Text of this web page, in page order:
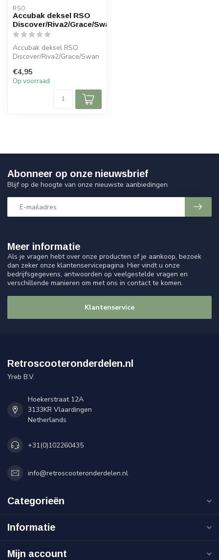
RSO
Accubak deksel RSO
Discover/Riva2/Grace/Swan
Accubak deksel RSO
Discover/Riva2/Grace/Swan
€4,95
Op voorraad
Meer informatie
Als je vragen hebt over onze producten of je aankoop, bezoek
dan zeker onze klantenservicepagina. Hier vindt u onze
bedrijfsgegevens, antwoorden op veelgestelde vragen en
verschillende manieren om met ons in contact te komen.
Klantenservice
Abonneer op onze nieuwsbrief
Blijf op de hoogte van onze nieuwste aanbiedingen
Retroscooteronderdelen.nl
Yreb B.V.
Hoekerstraat 12A
3133KR Vlaardingen
Netherlands
+31(0)102260435
info@retroscooteronderdelen.nl
Categorieën
Informatie
Mijn account